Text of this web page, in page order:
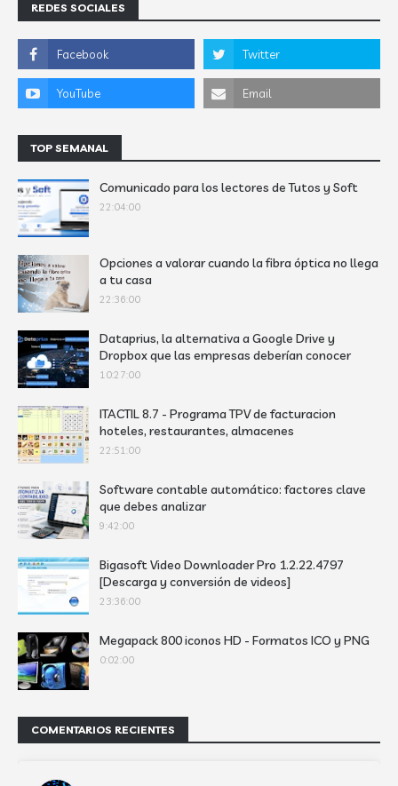
REDES SOCIALES
TOP SEMANAL
Comunicado para los lectores de Tutos y Soft
22:04:00
Opciones a valorar cuando la fibra óptica no llega
a tu casa
22:36:00
Dataprius, la alternativa a Google Drive y
Dropbox que las empresas deberían conocer
10:27:00
ITACTIL 8.7 - Programa TPV de facturacion
hoteles, restaurantes, almacenes
22:51:00
Software contable automático: factores clave
que debes analizar
9:42:00
Bigasoft Video Downloader Pro 1.2.22.4797
[Descarga y conversión de videos]
23:36:00
Megapack 800 iconos HD - Formatos ICO y PNG
0:02:00
COMENTARIOS RECIENTES